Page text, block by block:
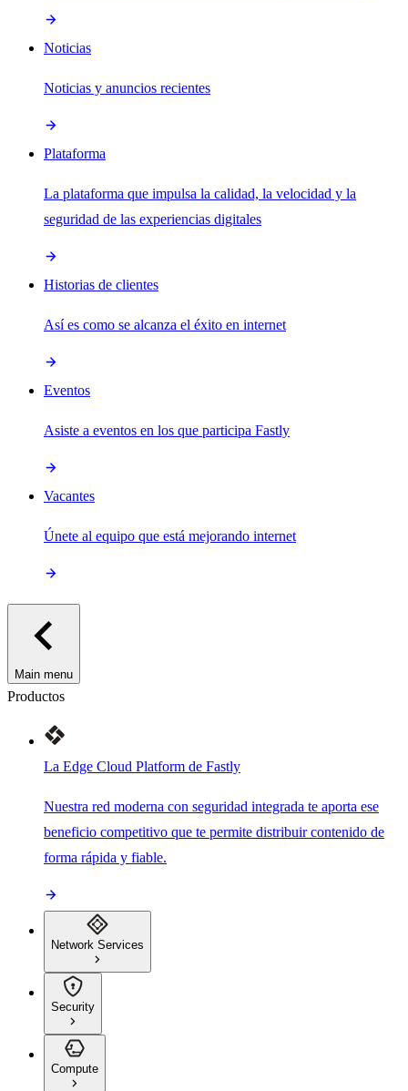
Noticias
Noticias y anuncios recientes
Plataforma
La plataforma que impulsa la calidad, la velocidad y la
seguridad de las experiencias digitales
Historias de clientes
Así es como se alcanza el éxito en internet
Eventos
Asiste a eventos en los que participa Fastly
Vacantes
Únete al equipo que está mejorando internet
Main menu
Productos
La Edge Cloud Platform de Fastly
Nuestra red moderna con seguridad integrada te aporta ese
beneficio competitivo que te permite distribuir contenido de
forma rápida y fiable.
Network Services
Security
Compute